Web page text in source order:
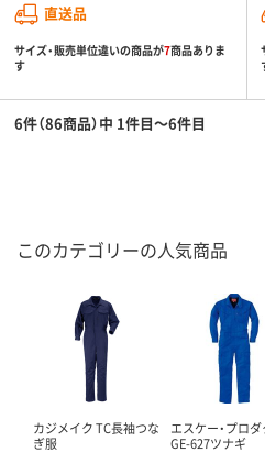
直送品
サイズ・販売単位違いの商品が7商品ありま
す
6件（86商品）中 1件目～6件目
このカテゴリーの人気商品
カジメイク TC長袖つな
ぎ服
エスケー・プロ
GE-627ツナギ